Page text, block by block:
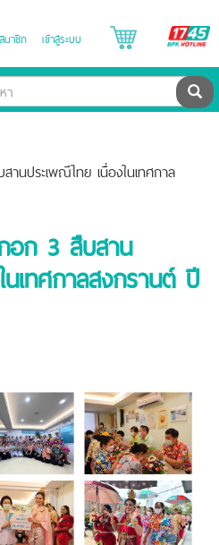
มาชิก เข้าสู่ระบบ
ค้น
านประเพณีไทย เนื่องในเทศกาล
อก 3 สืบสาน
เทศกาลสงกรานต์ ปี